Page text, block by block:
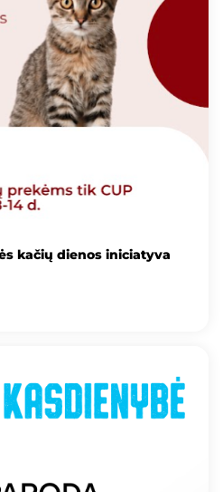
kačių dienos iniciatyva